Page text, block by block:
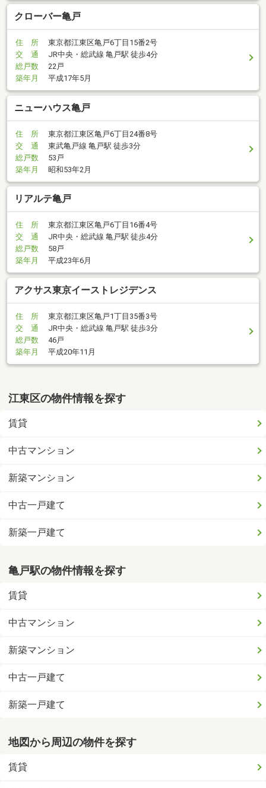
クローバー亀戸
住 所
東京都江東区亀戸6丁目15番2号
交 通
JR中央・総武線 亀戸駅 徒歩4分
総戸数
22戸
築年月
平成17年5月
ニューハウス亀戸
住 所
東京都江東区亀戸6丁目24番8号
交 通
東武亀戸線 亀戸駅 徒歩3分
総戸数
53戸
築年月
昭和53年2月
リアルテ亀戸
住 所
東京都江東区亀戸6丁目16番4号
交 通
JR中央・総武線 亀戸駅 徒歩4分
総戸数
58戸
築年月
平成23年6月
アクサス東京イーストレジデンス
住 所
東京都江東区亀戸1丁目35番3号
交 通
JR中央・総武線 亀戸駅 徒歩3分
総戸数
46戸
築年月
平成20年11月
江東区の物件情報を探す
賃貸
中古マンション
新築マンション
中古一戸建て
新築一戸建て
亀戸駅の物件情報を探す
賃貸
中古マンション
新築マンション
中古一戸建て
新築一戸建て
地図から周辺の物件を探す
賃貸